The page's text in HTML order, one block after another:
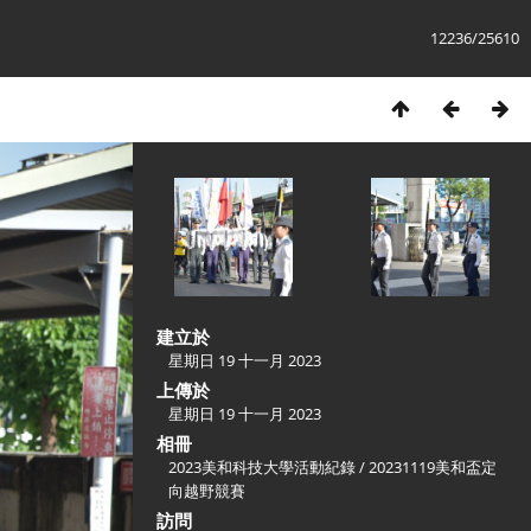
12236/25610
建立於
星期日 19 十一月 2023
上傳於
星期日 19 十一月 2023
相冊
2023美和科技大學活動紀錄/20231119美和盃定
向越野競賽
訪問